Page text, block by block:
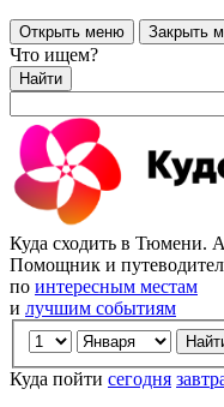
Открыть меню Закрыть
Что ищем?
Найти
Куда сходить в Тюмени.
Помощник и
по интересным местам
и лучшим событиям
Куда пойти сегодня